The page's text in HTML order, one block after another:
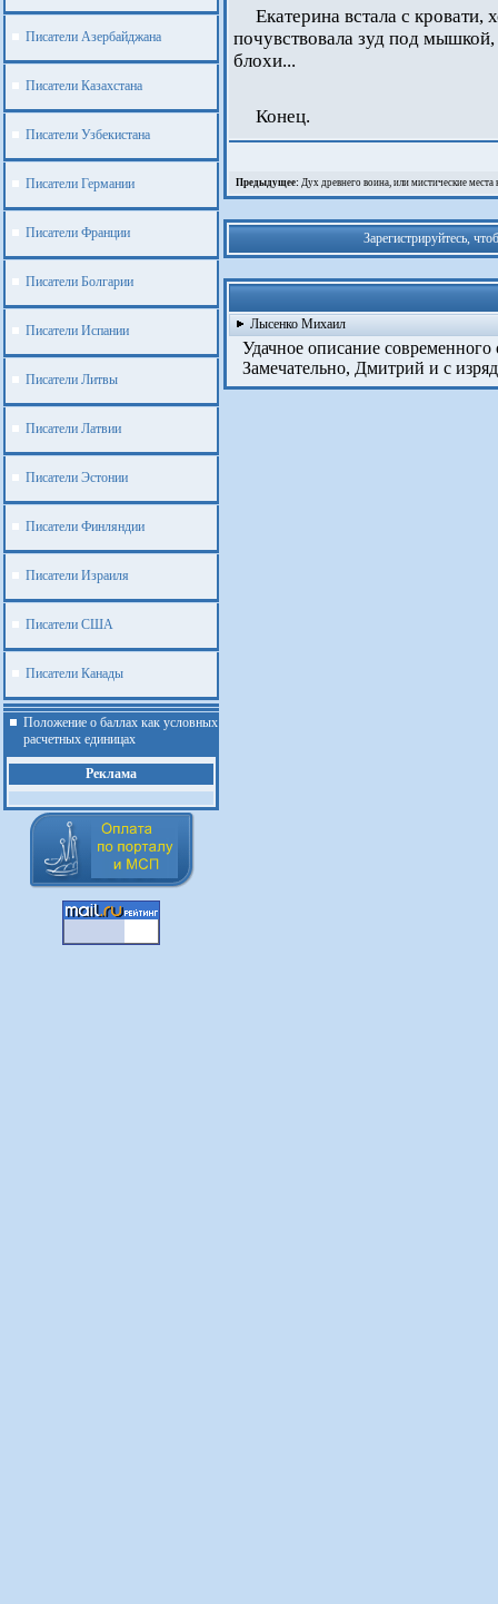
Писатели Азербайджана
Писатели Казахстана
Писатели Узбекистана
Писатели Германии
Писатели Франции
Писатели Болгарии
Писатели Испании
Писатели Литвы
Писатели Латвии
Писатели Эстонии
Писатели Финляндии
Писатели Израиля
Писатели США
Писатели Канады
Положение о баллах как условных
расчетных единицах
Реклама
Екатерина встала с кровати,
почувствовала зуд под
блохи...
Конец.
Предыдущее: Дух древнего воина, или мистические места
Зарегистрируйтесь,
Лысенко Михаил
Удачное описание
Замечательно, Дмитрий и с